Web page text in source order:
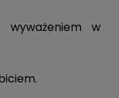
wyważeniem w